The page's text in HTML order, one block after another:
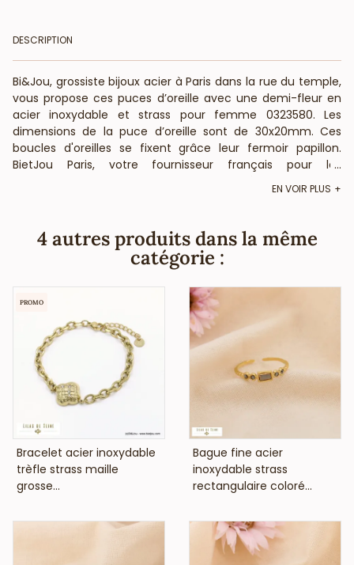
DESCRIPTION
Bi&Jou, grossiste bijoux acier à Paris dans la rue du temple,
vous propose ces puces d’oreille avec une demi-fleur en
acier inoxydable et strass pour femme 0323580. Les
dimensions de la puce d’oreille sont de 30x20mm. Ces
boucles d'oreilles se fixent grâce leur fermoir papillon.
BietJou Paris, votre fournisseur français pour les
que ce bijou acier ne contient pas de nickel, plomb ni
françaises et européennes).
...
EN VOIR PLUS
4 autres produits dans la même
catégorie :
VOIR LE PRIX
Bracelet acier inoxydable
trèfle strass maille
grosse...
PROMO
VOIR LE PRIX
Bague fine acier
inoxydable strass
rectangulaire coloré...